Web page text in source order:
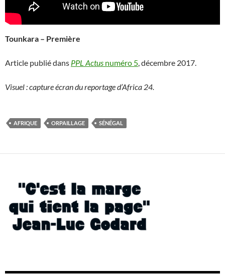
Tounkara – Première
Article publié dans PPL Actus numéro 5, décembre 2017.
Visuel : capture écran du reportage d’Africa 24.
AFRIQUE ORPAILLAGE SÉNÉGAL